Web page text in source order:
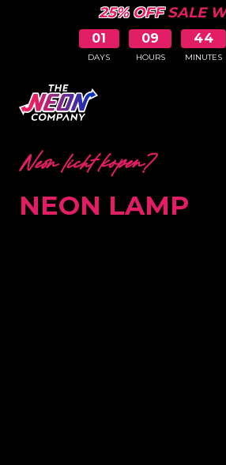
25% OFFSALE
01
DAYS
09
HOURS
44
MINUTES
Neon licht kopen?
NEON LAMP